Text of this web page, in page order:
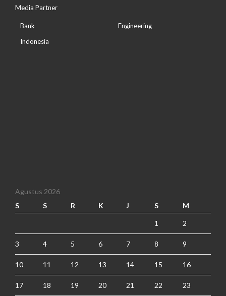
Media Partner
Bank
Indonesia
Engineering
Agustus 2026
S
S R K J S M
1 2
3 4 5 6 7 8 9
10 11 12 13 14 15 16
17 18 19 20 21 22 23